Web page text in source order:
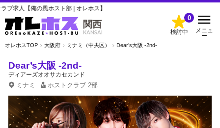
スト部 | オレホス】
関西
KANSAI 検討中
0
メニュ
ー
オレホスTOP 大阪府 ミナミ（中央区） Dear’s大阪 -2nd-
Dear’s大阪 -2nd-
ディアーズオオサカセカンド
ミナミ ホストクラブ 2部